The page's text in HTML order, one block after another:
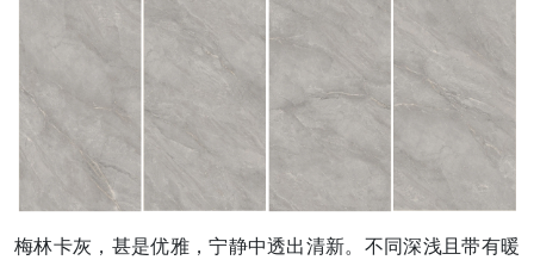
梅林卡灰，甚是优雅，宁静中透出清新。不同深浅且带有暖